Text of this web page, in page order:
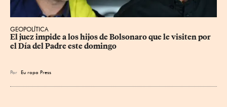
GEOPOLÍTICA
El juez impide a los hijos de Bolsonaro que le visiten por
el Día del Padre este domingo
Por Eu ropa Press